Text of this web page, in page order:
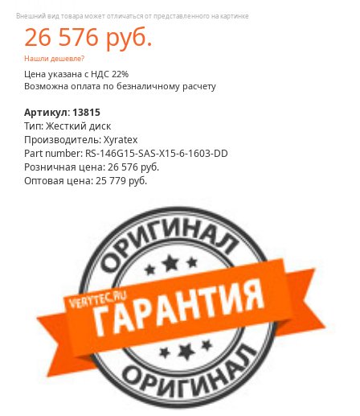
Внешний вид товара может отличаться от представленного на картинке
26 576 руб.
Нашли дешевле?
Цена указана с НДС 22%
Возможна оплата по безналичному расчету
Артикул: 13815
Тип: Жесткий диск
Производитель: Xyratex
Part number: RS-146G15-SAS-X15-6-1603-DD
Розничная цена:26 576 руб.
Оптовая цена: 25 779 руб.